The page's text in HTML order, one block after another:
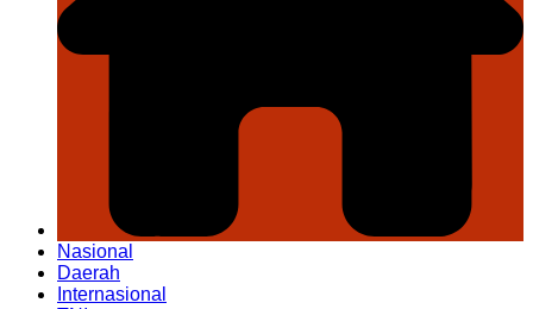
Nasional
Daerah
Internasional